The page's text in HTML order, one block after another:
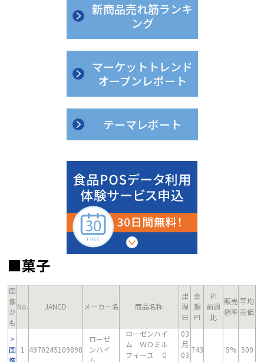
新商品売れ筋ランキ
ング
マーケットトレンド
オープンレポート
テーマレポート
■菓子
画
像
か
も
No. JANCD メーカー名 商品名称
出
現
日
金
額
PI
PI
前週
比
販売
店率
平均
売価
画
像
1 4970245109898
ローゼ
ンハイ
ム
ローゼンハイ
ム ＷＤミル
フィーユ ０
03
月
03
743 5% 500